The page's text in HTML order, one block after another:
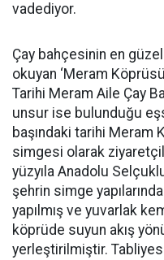
vadediyor.
Çay bahçesinin en
okuyan ‘Meram
Tarihi Meram Aile Çay
unsur ise bulunduğu
başındaki tarihi Meram
simgesi olarak
yüzyıla Anadolu
şehrin simge
yapılmış ve yuvarlak
köprüde suyun akış
yerleştirilmiştir.